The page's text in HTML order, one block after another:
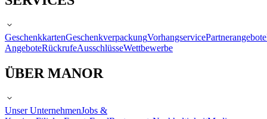
GeschenkkartenGeschenkverpackungVorhangservicePartnerangebote
AngeboteRückrufeAusschlüsseWettbewerbe
ÜBER MANOR
Unser UnternehmenJobs &